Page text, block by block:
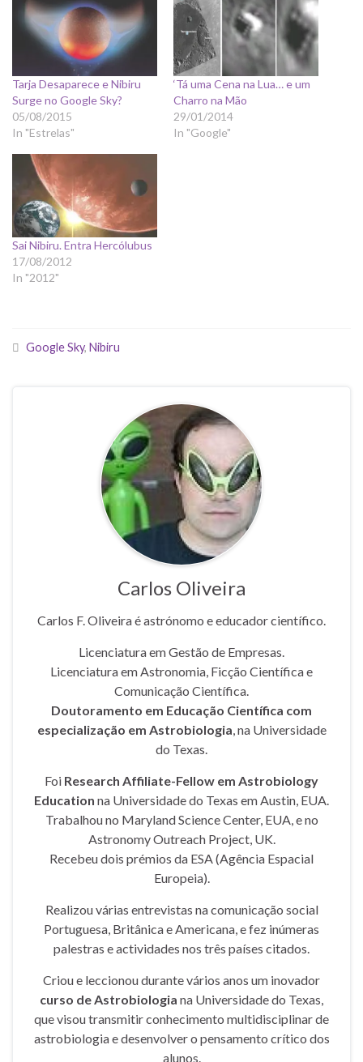
Tarja Desaparece e Nibiru
Surge no Google Sky?
05/08/2015
In "Estrelas"
‘Tá uma Cena na Lua… e um
Charro na Mão
29/01/2014
In "Google"
Sai Nibiru. Entra Hercólubus
17/08/2012
In "2012"
Google Sky, Nibiru
Carlos Oliveira
Carlos F. Oliveira é astrónomo e educador científico.
Licenciatura em Gestão de Empresas.
Licenciatura em Astronomia, Ficção Científica e
Comunicação Científica.
Doutoramento em Educação Científica com
especialização em Astrobiologia , na Universidade
do Texas.
Foi Research Affiliate-Fellow em Astrobiology
Education na Universidade do Texas em Austin, EUA.
Trabalhou no Maryland Science Center, EUA, e no
Astronomy Outreach Project, UK.
Recebeu dois prémios da ESA (Agência Espacial
Europeia).
Realizou várias entrevistas na comunicação social
Portuguesa, Britânica e Americana, e fez inúmeras
palestras e actividades nos três países citados.
Criou e leccionou durante vários anos um inovador
curso de Astrobiologia na Universidade do Texas,
que visou transmitir conhecimento multidisciplinar de
astrobiologia e desenvolver o pensamento crítico dos
alunos.